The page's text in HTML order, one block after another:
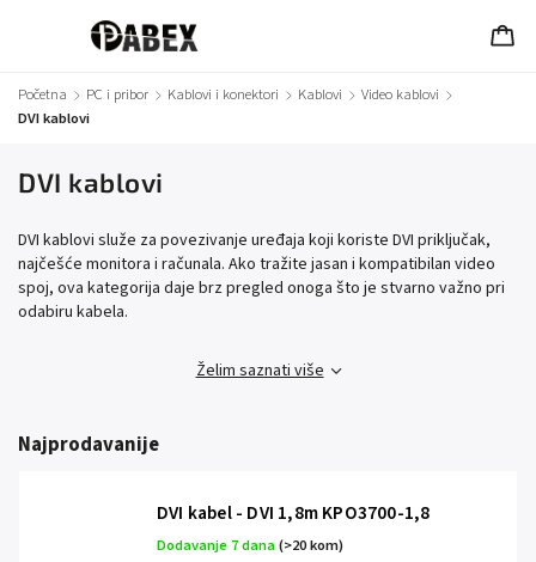
Početna / PC i pribor / Kablovi i konektori / Kablovi / Video kablovi /
DVI kablovi
DVI kablovi
DVI kablovi služe za povezivanje uređaja koji koriste DVI priključak,
najčešće monitora i računala. Ako tražite jasan i kompatibilan video
spoj, ova kategorija daje brz pregled onoga što je stvarno važno pri
odabiru kabela.
Želim saznati više
Najprodavanije
DVI kabel - DVI 1,8m KPO3700-1,8
Dodavanje 7 dana(>20 kom)